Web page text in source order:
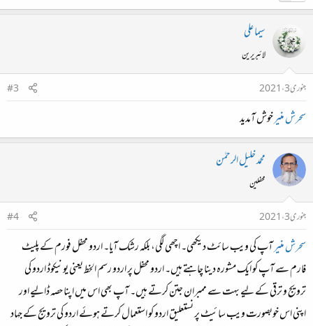
سیما علی
لائبریرین
جنوری 3، 2021
#3
سحرش منیرخوش آمدید
محمد خلیل الرحمٰن
محفلین
جنوری 3، 2021
#4
سحرش منیرآپ کی ویب سائٹ دیکھی۔ اچھی لگی، بلکہ رشک آیا۔ اردو محفل فورم کے پلیٹ
فارم سے آپ کو ایک مشورہ دینا چاہتے ہیں۔ اردو محفل پر اردو رسم الخط یعنی یونیکوڈ اردو کی
ترویج و ترقی کے لیے بہت سے ممبران جتن کرتے ہیں۔ آپ بھی اس میں اپنا حصہ ڈالیے اور
اپنی اس خوبصورت ویب سائیٹ پر نستعلیق اردو کو استعمال کرتے ہوئے اردو کی ترویج کے جہاد